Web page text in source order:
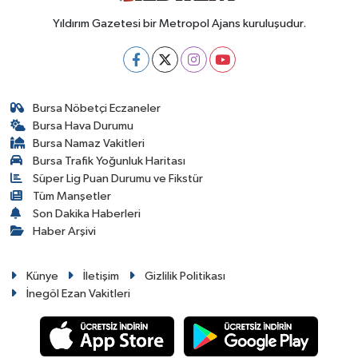
Yıldırım Gazetesi bir Metropol Ajans kuruluşudur.
Bursa Nöbetçi Eczaneler
Bursa Hava Durumu
Bursa Namaz Vakitleri
Bursa Trafik Yoğunluk Haritası
Süper Lig Puan Durumu ve Fikstür
Tüm Manşetler
Son Dakika Haberleri
Haber Arşivi
Künye İletişim
Gizlilik Politikası
İnegöl Ezan Vakitleri